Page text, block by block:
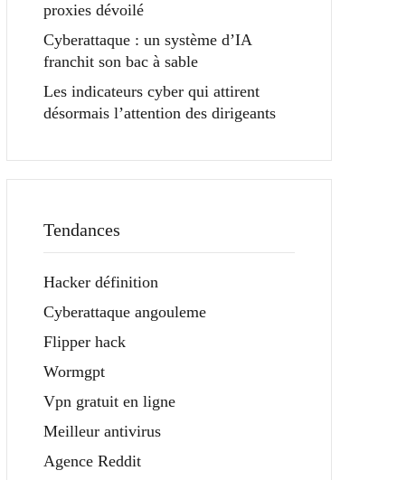
proxies dévoilé
Cyberattaque : un système d’IA
franchit son bac à sable
Les indicateurs cyber qui attirent
désormais l’attention des dirigeants
Tendances
Hacker définition
Cyberattaque angouleme
Flipper hack
Wormgpt
Vpn gratuit en ligne
Meilleur antivirus
Agence Reddit